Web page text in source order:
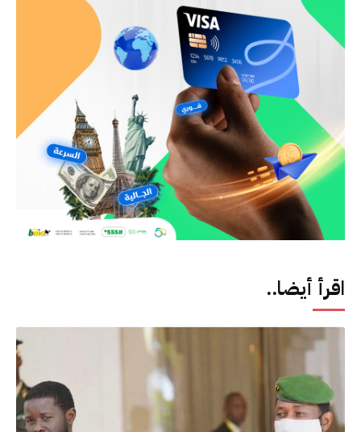
اقرأ أيضا..